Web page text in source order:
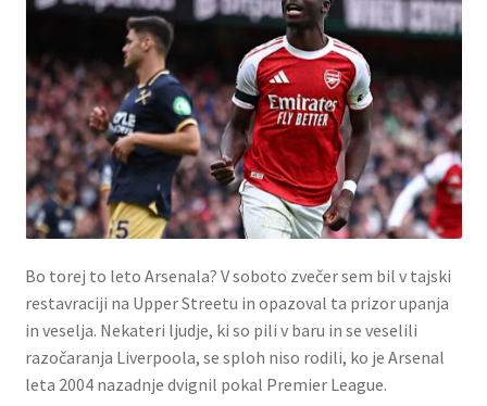
Bo torej to leto Arsenala? V soboto zvečer sem bil v tajski
restavraciji na Upper Streetu in opazoval ta prizor upanja
in veselja. Nekateri ljudje, ki so pili v baru in se veselili
razočaranja Liverpoola, se sploh niso rodili, ko je Arsenal
leta 2004 nazadnje dvignil pokal Premier League.